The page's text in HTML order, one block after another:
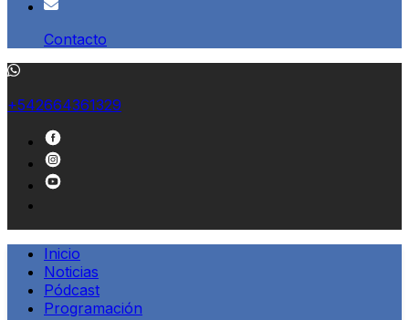
Contacto
+542664361329
Inicio
Noticias
Pódcast
Programación